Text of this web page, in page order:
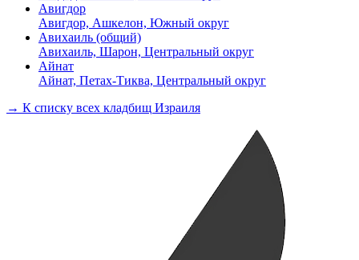
Авигдор
Авигдор, Ашкелон, Южный округ
Авихаиль (общий)
Авихаиль, Шарон, Центральный округ
Айнат
Айнат, Петах-Тиква, Центральный округ
→ К списку всех кладбищ Израиля